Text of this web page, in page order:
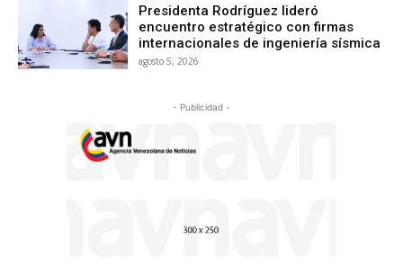
Presidenta Rodríguez lideró
encuentro estratégico con firmas
internacionales de ingeniería sísmica
agosto 5, 2026
- Publicidad -